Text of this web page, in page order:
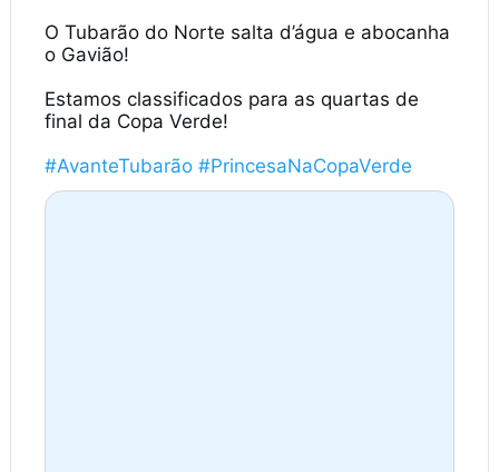
O Tubarão do Norte salta d’água e abocanha
o Gavião!
Estamos classificados para as quartas de
final da Copa Verde!
#AvanteTubarão #PrincesaNaCopaVerde